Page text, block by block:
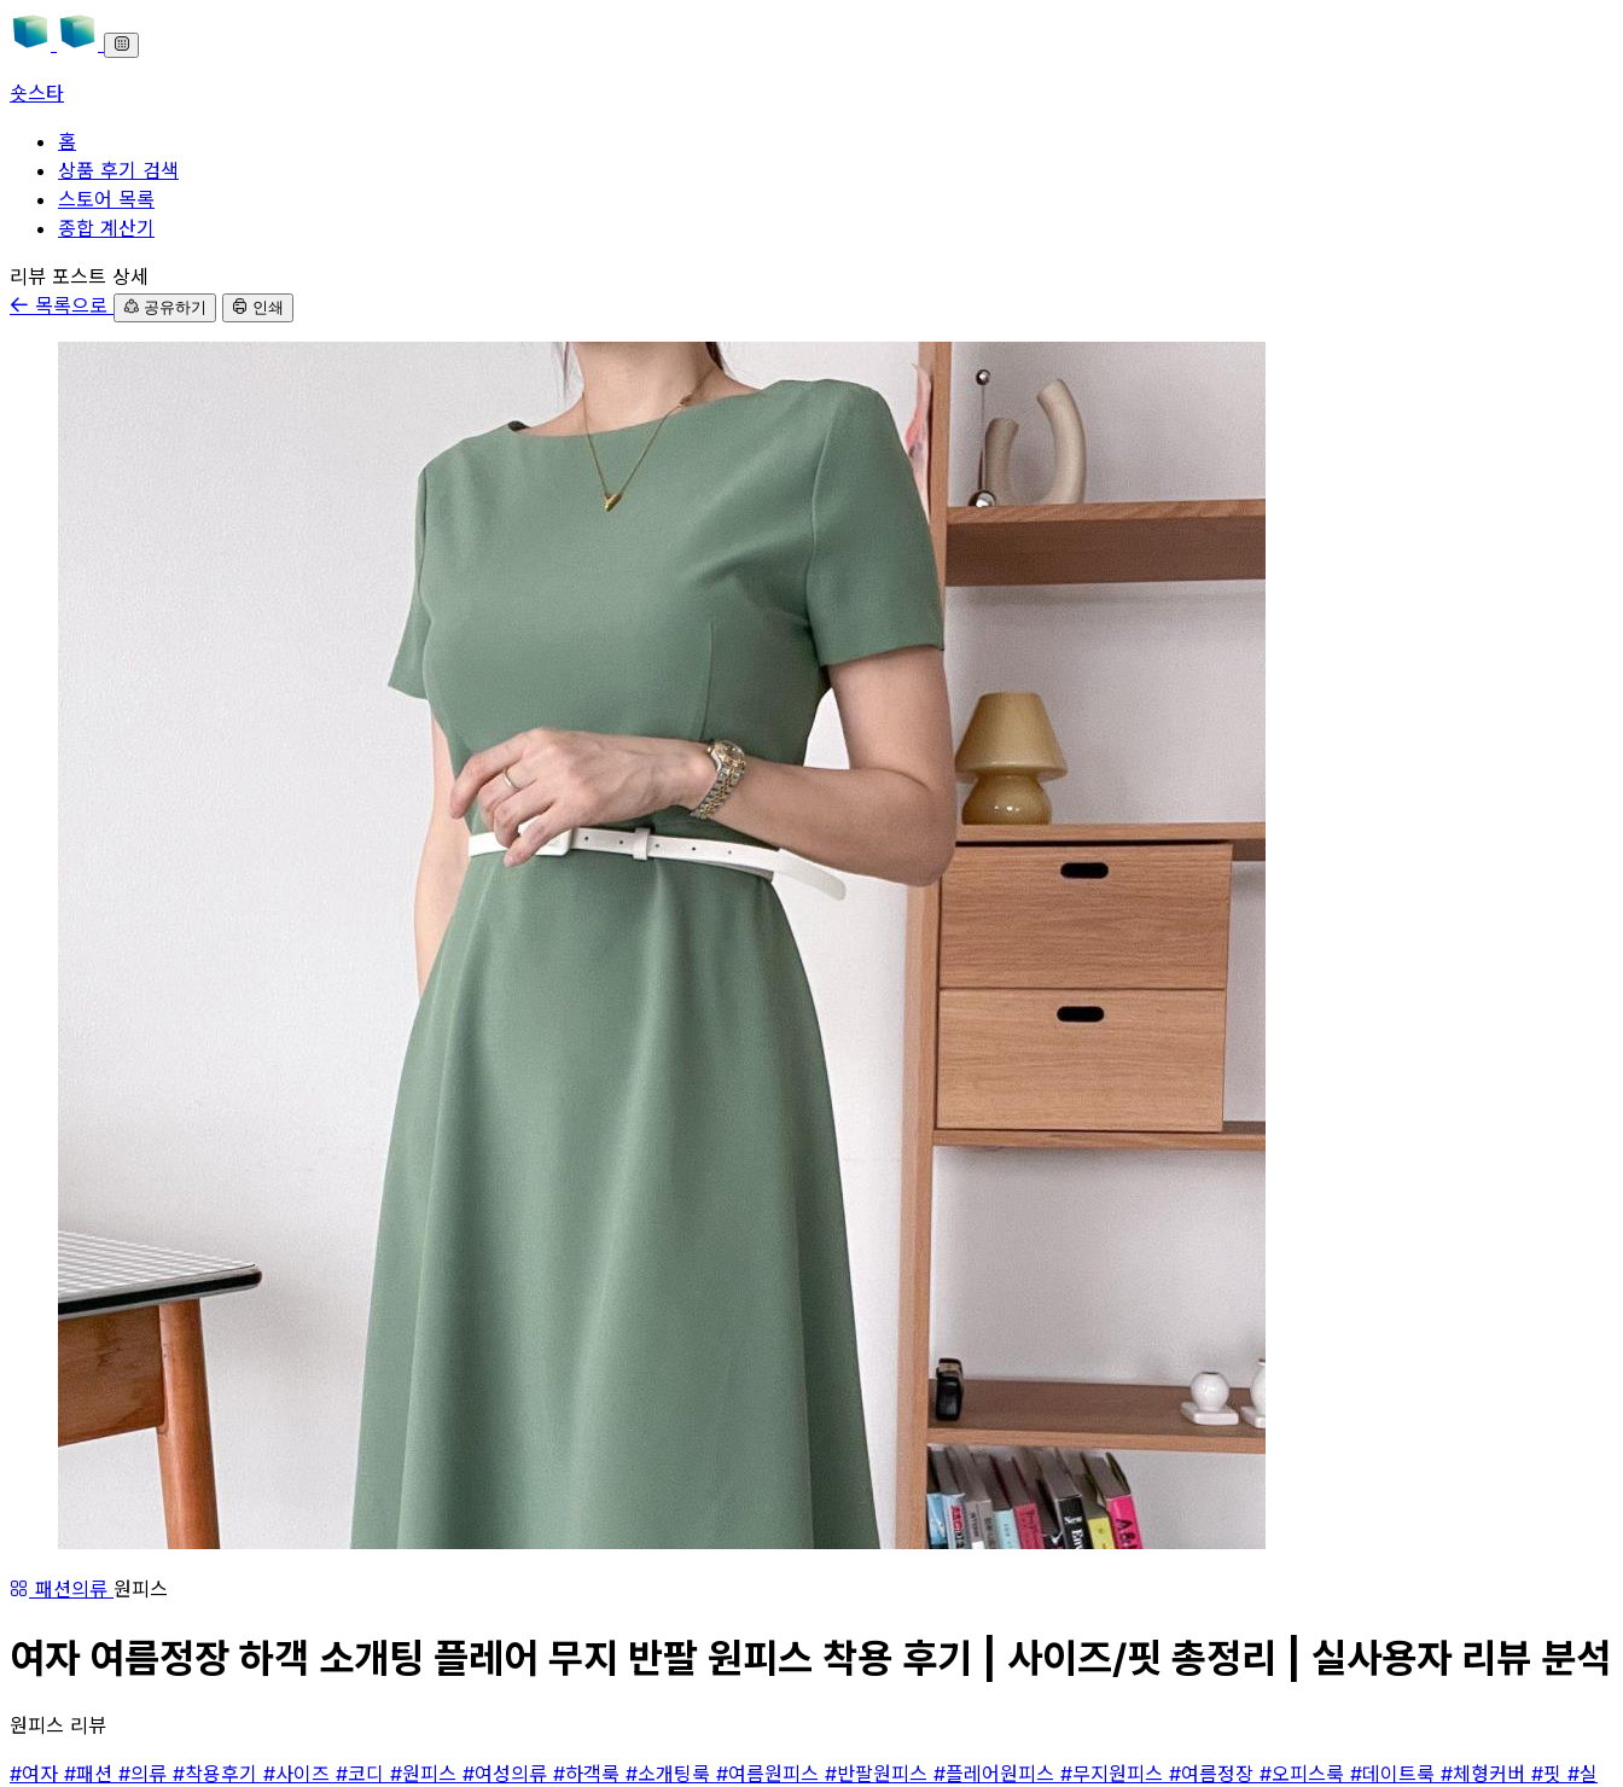
숏스타
홈
상품 후기 검색
스토어 목록
종합 계산기
본문으로 바로가기
리뷰 포스트 상세
목록으로
공유하기 인쇄
패션의류 원피스
여자 여름정장 하객 소개팅 플레어 무지 반팔 원피스 착용 후기 | 사이즈/핏 총정리 | 실사용자 리뷰 분석
원피스 리뷰
#여자 #패션 #의류 #착용후기 #사이즈 #코디 #원피스 #여성의류 #하객룩 #소개팅룩 #여름원피스 #반팔원피스 #플레어원피스 #무지원피스 #여름정장 #오피스룩 #데이트룩 #체형커버 #핏 #실